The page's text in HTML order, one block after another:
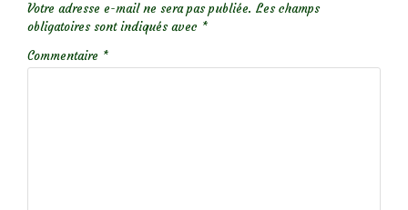
Votre adresse e-mail ne sera pas publiée. Les champs
obligatoires sont indiqués avec *
Commentaire *